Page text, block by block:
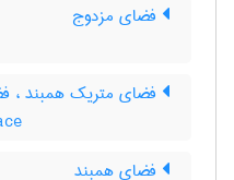
فضای مزدوج
فضای متریک همبند ،
فضای همبند